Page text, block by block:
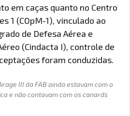
em caças quanto no Centro
1 (COpM-1), vinculado ao
de Defesa Aérea e
(Cindacta I), controle de
foram conduzidas.
III da FAB ainda estavam com o
e não contavam com os canards